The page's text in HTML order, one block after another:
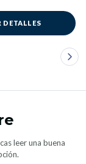
DETALLES
leer una buena